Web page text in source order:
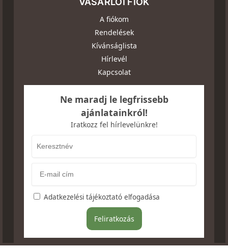
A fiókom
Rendelések
Kívánságlista
Hírlevél
Kapcsolat
Ne maradj le legfrissebb
ajánlatainkról!
Iratkozz fel hírlevelünkre!
Adatkezelési tájékoztató elfogadása